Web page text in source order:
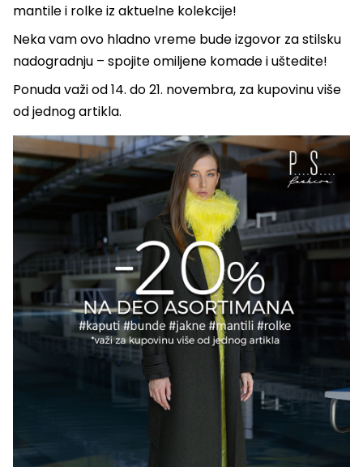
mantile i rolke iz aktuelne kolekcije!
Neka vam ovo hladno vreme bude izgovor za stilsku
nadogradnju – spojite omiljene komade i uštedite!
Ponuda važi od 14. do 21. novembra, za kupovinu više
od jednog artikla.